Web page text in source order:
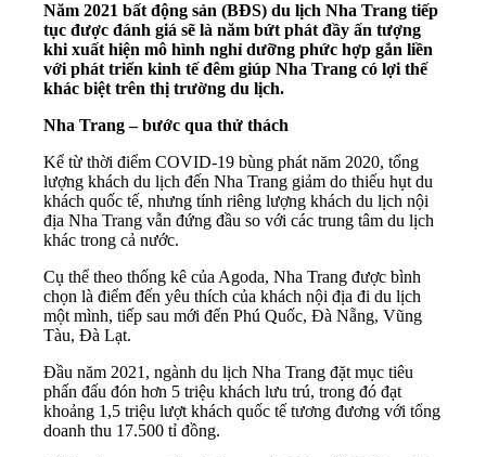
Năm 2021 bất động sản (BĐS) du lịch Nha Trang tiếp
tục được đánh giá sẽ là năm bứt phát đầy ấn tượng
khi xuất hiện mô hình nghỉ dưỡng phức hợp gắn liền
với phát triển kinh tế đêm giúp Nha Trang có lợi thế
khác biệt trên thị trường du lịch.
Nha Trang – bước qua thử thách
Kể từ thời điểm COVID-19 bùng phát năm 2020, tổng
lượng khách du lịch đến Nha Trang giảm do thiếu hụt du
khách quốc tế, nhưng tính riêng lượng khách du lịch nội
địa Nha Trang vẫn đứng đầu so với các trung tâm du lịch
khác trong cả nước.
Cụ thể theo thống kê của Agoda, Nha Trang được bình
chọn là điểm đến yêu thích của khách nội địa đi du lịch
một mình, tiếp sau mới đến Phú Quốc, Đà Nẵng, Vũng
Tàu, Đà Lạt.
Đầu năm 2021, ngành du lịch Nha Trang đặt mục tiêu
phấn đấu đón hơn 5 triệu khách lưu trú, trong đó đạt
khoảng 1,5 triệu lượt khách quốc tế tương đương với tổng
doanh thu 17.500 tỉ đồng.